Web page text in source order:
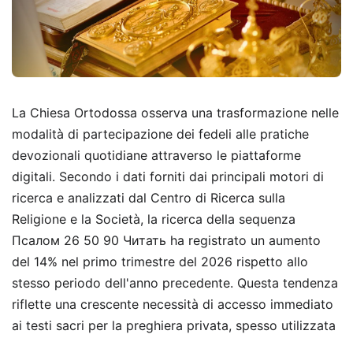
La Chiesa Ortodossa osserva una trasformazione nelle
modalità di partecipazione dei fedeli alle pratiche
devozionali quotidiane attraverso le piattaforme
digitali. Secondo i dati forniti dai principali motori di
ricerca e analizzati dal Centro di Ricerca sulla
Religione e la Società, la ricerca della sequenza
Псалом 26 50 90 Читать ha registrato un aumento
del 14% nel primo trimestre del 2026 rispetto allo
stesso periodo dell'anno precedente. Questa tendenza
riflette una crescente necessità di accesso immediato
ai testi sacri per la preghiera privata, spesso utilizzata